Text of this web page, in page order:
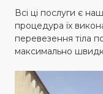
Всі ці послуги є
процедура їх
перевезення тіла
максимально